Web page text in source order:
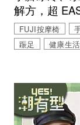
解方，超
FUJI按摩椅
䟴足
健康生活